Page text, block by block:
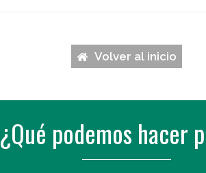
Volver al inicio
¿Qué podemos hacer